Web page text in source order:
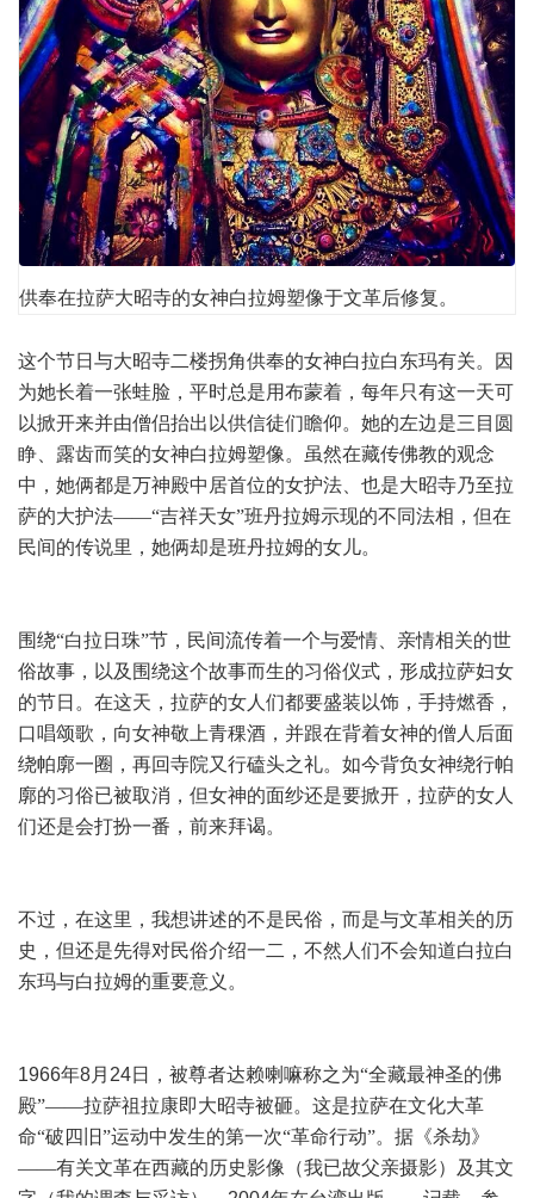
供奉在拉萨大昭寺的女神白拉姆塑像于文革后修复。
这个节日与大昭寺二楼拐角供奉的女神白拉白东玛有关。因
为她长着一张蛙脸，平时总是用布蒙着，每年只有这一天可
以掀开来并由僧侣抬出以供信徒们瞻仰。她的左边是三目圆
睁、露齿而笑的女神白拉姆塑像。虽然在藏传佛教的观念
中，她俩都是万神殿中居首位的女护法、也是大昭寺乃至拉
萨的大护法——“吉祥天女”班丹拉姆示现的不同法相，但在
民间的传说里，她俩却是班丹拉姆的女儿。
围绕“白拉日珠”节，民间流传着一个与爱情、亲情相关的世
俗故事，以及围绕这个故事而生的习俗仪式，形成拉萨妇女
的节日。在这天，拉萨的女人们都要盛装以饰，手持燃香，
口唱颂歌，向女神敬上青稞酒，并跟在背着女神的僧人后面
绕帕廓一圈，再回寺院又行磕头之礼。如今背负女神绕行帕
廓的习俗已被取消，但女神的面纱还是要掀开，拉萨的女人
们还是会打扮一番，前来拜谒。
不过，在这里，我想讲述的不是民俗，而是与文革相关的历
史，但还是先得对民俗介绍一二，不然人们不会知道白拉白
东玛与白拉姆的重要意义。
1966年8月 24日，被尊者达赖喇嘛称之为“全藏最神圣的佛
殿”——拉萨祖拉康即大昭寺被砸。这是拉萨在文化大革
命“破四旧”运动中发生的第一次“革命行动”。据《杀劫》
——有关文革在西藏的历史影像（我已故父亲摄影）及其文